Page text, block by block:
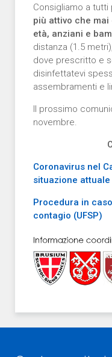
Consigliamo a
più attivo che
età, anziani e
distanza (1.5
dove prescritto e
disinfettatevi
assembramenti e
Il prossimo
novembre.
Coronavirus nel
situazione attuale
Procedura in
contagio (UFSP)